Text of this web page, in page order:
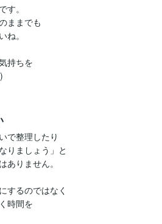
す。
ままでも
ね。
持ちを
で整理したり
りましょう」と
ありません。
するのではなく
時間を